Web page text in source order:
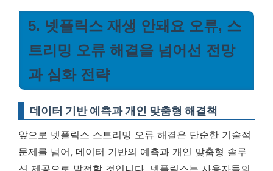
5. 넷플릭스 재생 안돼요 오류, 스
트리밍 오류 해결을 넘어선 전망
과 심화 전략
데이터 기반 예측과 개인 맞춤형 해결책
앞으로 넷플릭스 스트리밍 오류 해결은 단순한 기술적
문제를 넘어, 데이터 기반의 예측과 개인 맞춤형 솔루
션 제공으로 발전할 것입니다. 넷플릭스는 사용자들의